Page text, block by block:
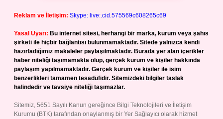
Reklam ve İletişim: Skype: live:.cid.575569c608265c69
Yasal Uyarı: Bu internet sitesi, herhangi bir marka, kurum veya şahıs
şirketi ile hiçbir bağlantısı bulunmamaktadır. Sitede yalnızca kendi
hazırladığımız makaleler paylaşılmaktadır. Burada yer alan içerikler
haber niteliği taşımamakta olup, gerçek kurum ve kişiler hakkında
paylaşım yapılmamaktadır. Gerçek kurum ve kişiler ile isim
benzerlikleri tamamen tesadüfidir. Sitemizdeki bilgiler taslak
halindedir ve tavsiye niteliği taşımazlar.
Sitemiz, 5651 Sayılı Kanun gereğince Bilgi Teknolojileri ve İletişim
Kurumu (BTK) tarafından onaylanmış bir Yer Sağlayıcı olarak hizmet